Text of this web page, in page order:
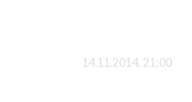
14.11.2014, 21:00